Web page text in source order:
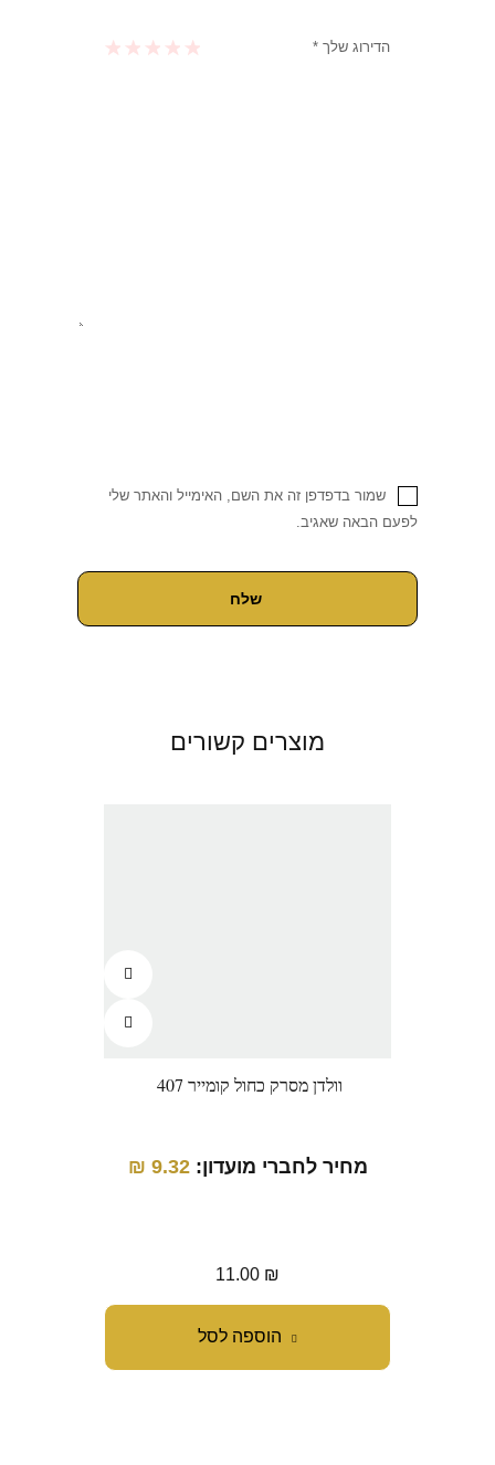
הדירוג שלך * 1 מתוך 5 כוכבים 2 מתוך 5 כוכבים 3 מתוך 5 כוכבים 4 מתוך 5 כוכבים
שמור בדפדפן זה את השם, האימייל והאתר שלי
לפעם הבאה שאגיב.
מוצרים קשורים
הוספה לסל
וולדן מסרק כחול קומייר 407
מחיר לחברי מועדון: 9.32
₪
11.00 ₪